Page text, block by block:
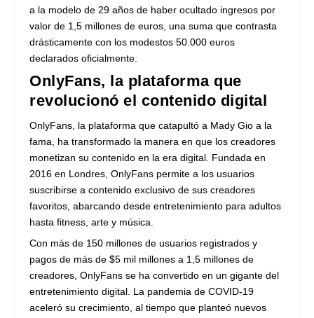
a la modelo de 29 años de haber ocultado ingresos por
valor de 1,5 millones de euros, una suma que contrasta
drásticamente con los modestos 50.000 euros
declarados oficialmente.
OnlyFans, la plataforma que
revolucionó el contenido digital
OnlyFans, la plataforma que catapultó a Mady Gio a la
fama, ha transformado la manera en que los creadores
monetizan su contenido en la era digital. Fundada en
2016 en Londres, OnlyFans permite a los usuarios
suscribirse a contenido exclusivo de sus creadores
favoritos, abarcando desde entretenimiento para adultos
hasta fitness, arte y música.
Con más de 150 millones de usuarios registrados y
pagos de más de $5 mil millones a 1,5 millones de
creadores, OnlyFans se ha convertido en un gigante del
entretenimiento digital. La pandemia de COVID-19
aceleró su crecimiento, al tiempo que planteó nuevos